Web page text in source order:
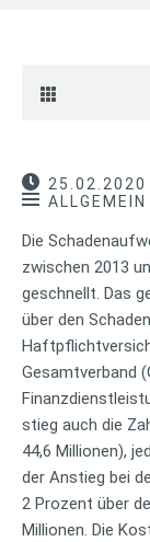
25.02.2020
ALLGEMEIN
Die
zwischen 2013
geschnellt. Das
über den
Gesamtverband
stieg auch die
44,6 Millionen),
der Anstieg bei
2 Prozent über
Millionen. Die